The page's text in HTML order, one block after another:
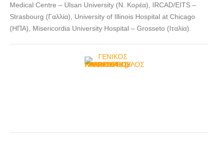
Medical Centre – Ulsan University (Ν. Κορέα), IRCAD/EITS –
Strasbourg (Γαλλία), University of Illinois Hospital at Chicago
(ΗΠΑ), Misericordia University Hospital – Grosseto (Ιταλία).